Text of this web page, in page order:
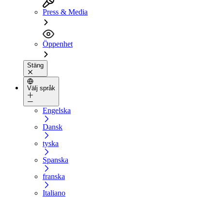
Press & Media
Öppenhet
Stäng
Välj språk
Engelska
Dansk
tyska
Spanska
franska
Italiano